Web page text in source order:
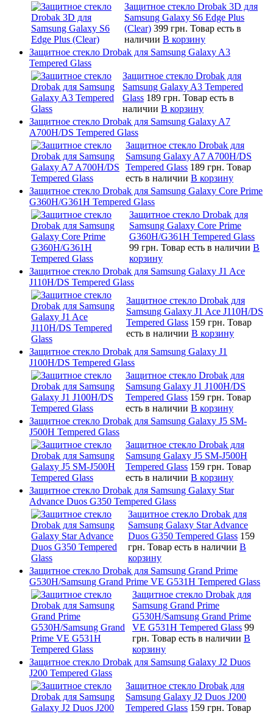
Защитное стекло Drobak 3D для
Samsung Galaxy S6 Edge Plus
(Clear) 399 грн. Товар есть в
наличии В корзину
Защитное стекло Drobak для Samsung Galaxy A3
Tempered Glass
Защитное стекло Drobak для
Samsung Galaxy A3 Tempered
Glass 189 грн. Товар есть в
наличии В корзину
Защитное стекло Drobak для Samsung Galaxy A7
A700H/DS Tempered Glass
Защитное стекло Drobak для
Samsung Galaxy A7 A700H/DS
Tempered Glass 189 грн. Товар
есть в наличии В корзину
Защитное стекло Drobak для Samsung Galaxy Core Prime
G360H/G361H Tempered Glass
Защитное стекло Drobak для
Samsung Galaxy Core Prime
G360H/G361H Tempered Glass
99 грн. Товар есть в наличии В
корзину
Защитное стекло Drobak для Samsung Galaxy J1 Ace
J110H/DS Tempered Glass
Защитное стекло Drobak для
Samsung Galaxy J1 Ace J110H/DS
Tempered Glass 159 грн. Товар
есть в наличии В корзину
Защитное стекло Drobak для Samsung Galaxy J1
J100H/DS Tempered Glass
Защитное стекло Drobak для
Samsung Galaxy J1 J100H/DS
Tempered Glass 159 грн. Товар
есть в наличии В корзину
Защитное стекло Drobak для Samsung Galaxy J5 SM-
J500H Tempered Glass
Защитное стекло Drobak для
Samsung Galaxy J5 SM-J500H
Tempered Glass 159 грн. Товар
есть в наличии В корзину
Защитное стекло Drobak для Samsung Galaxy Star
Advance Duos G350 Tempered Glass
Защитное стекло Drobak для
Samsung Galaxy Star Advance
Duos G350 Tempered Glass 159
грн. Товар есть в наличии В
корзину
Защитное стекло Drobak для Samsung Grand Prime
G530H/Samsung Grand Prime VE G531H Tempered Glass
Защитное стекло Drobak для
Samsung Grand Prime
G530H/Samsung Grand Prime
VE G531H Tempered Glass 99
грн. Товар есть в наличии В
корзину
Защитное стекло Drobak для Samsung Galaxy J2 Duos
J200 Tempered Glass
Защитное стекло Drobak для
Samsung Galaxy J2 Duos J200
Tempered Glass 159 грн. Товар